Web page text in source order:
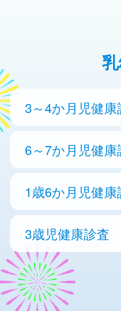
3～4か月児健
6～7か月児健
1歳6か月児健康
3歳児健康診査